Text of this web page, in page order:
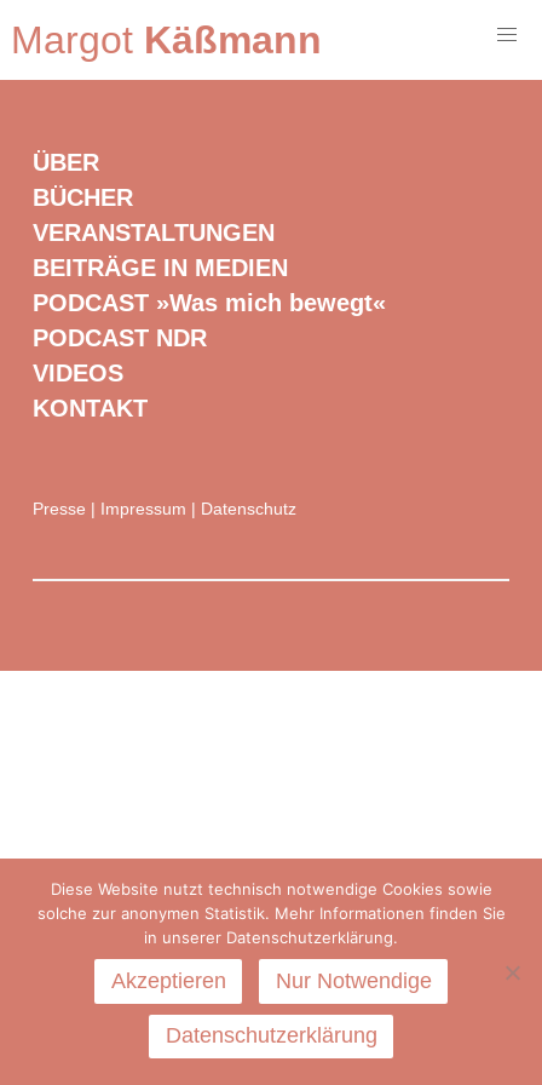
Margot Käßmann
ÜBER
BÜCHER
VERANSTALTUNGEN
BEITRÄGE IN MEDIEN
PODCAST »Was mich bewegt«
PODCAST NDR
VIDEOS
KONTAKT
Presse Impressum Datenschutz
Diese Website nutzt technisch notwendige Cookies sowie
solche zur anonymen Statistik. Mehr Informationen finden Sie
in unserer Datenschutzerklärung.
Akzeptieren Nur Notwendige
Datenschutzerklärung